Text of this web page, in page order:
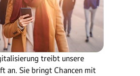
treibt unsere
an. Sie bringt Chancen mit